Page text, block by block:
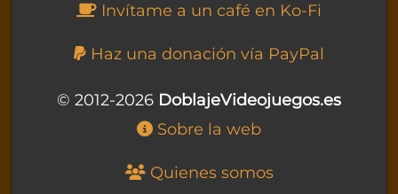
Invítame a un café en Ko-Fi
Haz una donación vía PayPal
© 2012-2026 DoblajeVideojuegos.es
Sobre la web
Quienes somos